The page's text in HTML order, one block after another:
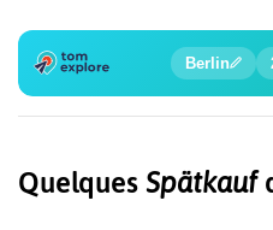
Place
Berlin
Quelques Spätkauf